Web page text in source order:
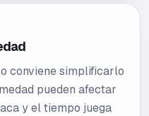
conviene simplificarlo
pueden afectar
y el tiempo juega